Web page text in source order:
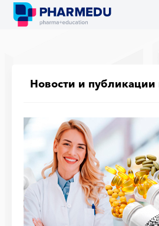
Новости и публикации